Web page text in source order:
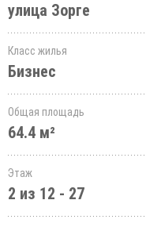
улица Зорге
Класс жилья
Бизнес
Общая площадь
64.4 м²
Этаж
2 из 12 - 27